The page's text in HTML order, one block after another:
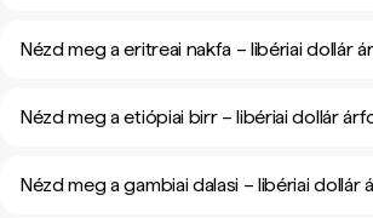
Nézd meg a eritreai nakfa – libériai dollár
Nézd meg a etiópiai birr – libériai dollár
Nézd meg a gambiai dalasi – libériai dollár